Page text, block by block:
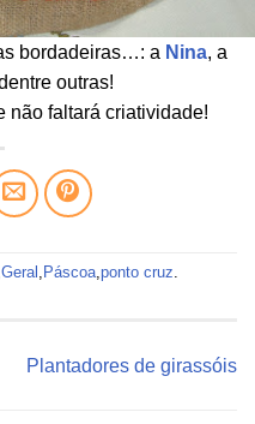
bordadeiras…: a Nina, a
outras!
não faltará criatividade!
Geral , Páscoa,ponto cruz.
Plantadores de girassóis